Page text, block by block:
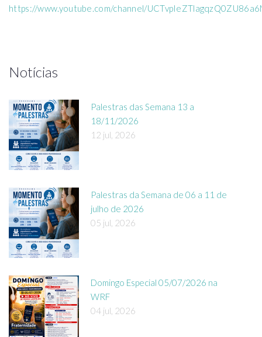
https://www.youtube.com/channel/
Notícias
Palestras das Semana 13 a
18/11/2026
12 jul, 2026
Palestras da Semana de 06 a 11 de
julho de 2026
05 jul, 2026
Domingo Especial 05/07/2026 na
WRF
04 jul, 2026